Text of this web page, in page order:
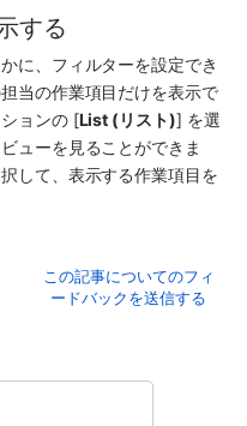
する
に、フィルターを設定でき
当の作業項目だけを表示で
ョンの [List (リスト)] を選
ューを見ることができま
して、表示する作業項目を
この記事についてのフィ
ードバックを送信する